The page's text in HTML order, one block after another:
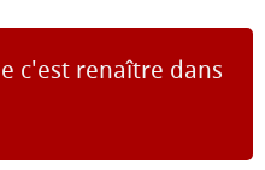
c'est renaître dans